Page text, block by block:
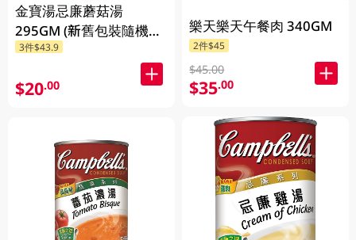
金寶湯忌廉蘑菇湯
295GM (新舊包裝隨機發
貨) (包裝隨機發放)
3件$43.9
$20.00
樂天樂天午餐肉 340GM
2件$45
$45.00
$35.00